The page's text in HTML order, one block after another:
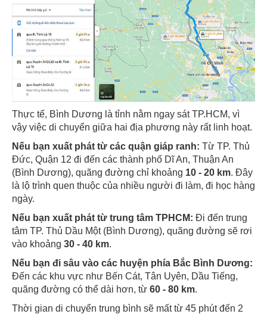
Thực tế, Bình Dương là tỉnh nằm ngay sát TP.HCM, vì
vậy việc di chuyển giữa hai địa phương này rất linh hoạt.
Nếu bạn xuất phát từ các quận giáp ranh: Từ TP. Thủ
Đức, Quận 12 đi đến các thành phố Dĩ An, Thuận An
(Bình Dương), quãng đường chỉ khoảng 10 - 20 km. Đây
là lộ trình quen thuộc của nhiều người đi làm, đi học hàng
ngày.
Nếu bạn xuất phát từ trung tâm TPHCM: Đi đến trung
tâm TP. Thủ Dầu Một (Bình Dương), quãng đường sẽ rơi
vào khoảng 30 - 40 km.
Nếu bạn đi sâu vào các huyện phía Bắc Bình Dương:
Đến các khu vực như Bến Cát, Tân Uyên, Dầu Tiếng,
quãng đường có thể dài hơn, từ 60 - 80 km.
Thời gian di chuyển trung bình sẽ mất từ 45 phút đến 2